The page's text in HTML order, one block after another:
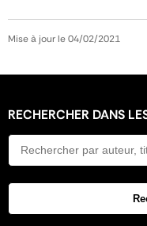
Mise à jour le 04/02/2021
RECHERCHER DANS